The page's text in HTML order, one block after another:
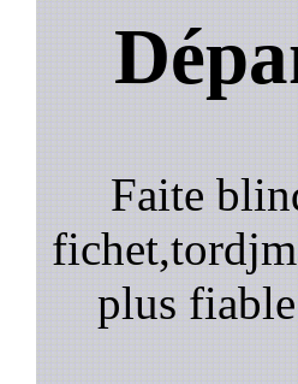
Faite
plus